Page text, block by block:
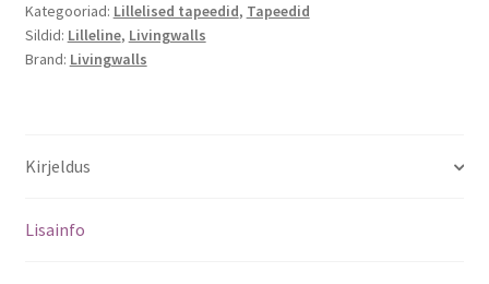
Kategooriad: Lillelised tapeedid, Tapeedid
Sildid: Lilleline, Livingwalls
Brand: Livingwalls
Kirjeldus
Lisainfo